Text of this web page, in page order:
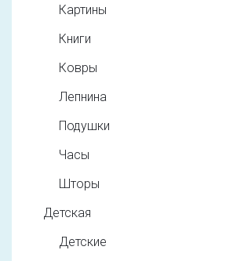
Картины
Книги
Ковры
Лепнина
Подушки
Часы
Шторы
Детская
Детские